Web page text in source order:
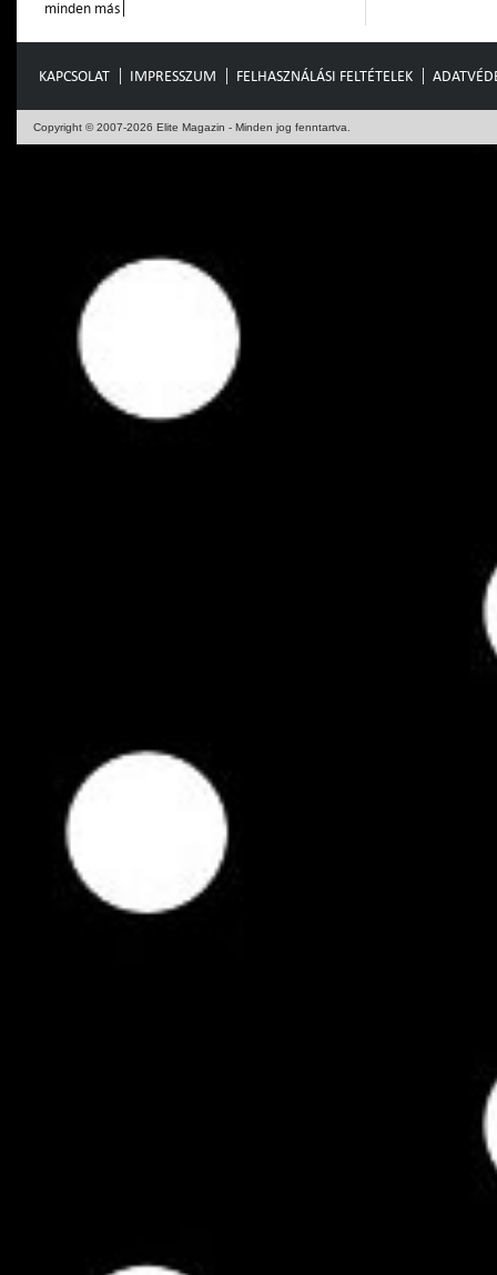
minden más
KAPCSOLAT IMPRESSZUM FELHASZNÁLÁSI FELTÉTELEK
Copyright © 2007-2026 Elite Magazin - Minden jog fenntartva.